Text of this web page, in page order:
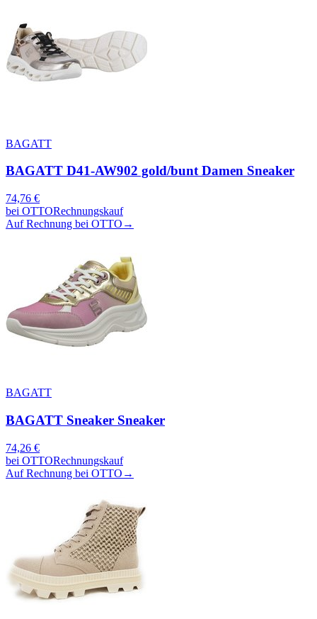
BAGATT
BAGATT D41-AW902 gold/bunt Damen Sneaker
74,76 €
bei OTTORechnungskauf
Auf Rechnung bei OTTO →
BAGATT
BAGATT Sneaker Sneaker
74,26 €
bei OTTORechnungskauf
Auf Rechnung bei OTTO →